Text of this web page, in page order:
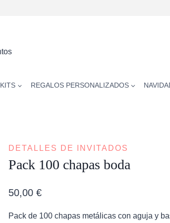
KITS REGALOS PERSONALIZADOS
DETALLES DE INVITADOS
Pack 100 chapas boda
50,00 €
Pack de 100 chapas metálicas con aguja y